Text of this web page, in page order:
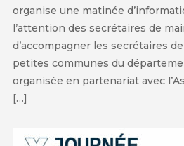
organise une matinée
l’attention des secrétaires de
d’accompagner les secrétaires
petites communes du
organisée en partenariat avec
[…]